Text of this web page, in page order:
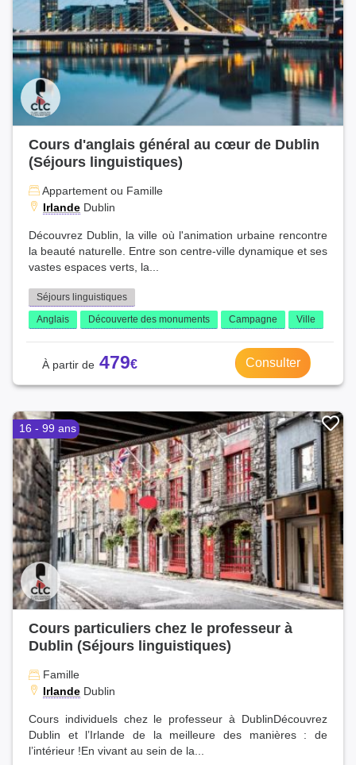
Cours d'anglais général au cœur de Dublin
(Séjours linguistiques)
Appartement ou Famille
Irlande Dublin
Découvrez Dublin, la ville où l'animation urbaine rencontre
la beauté naturelle. Entre son centre-ville dynamique et ses
vastes espaces verts, la...
Séjours linguistiques
Anglais
Découverte des monuments Campagne Ville
479 Consulter
16 - 99 ans
Cours particuliers chez le professeur à
Dublin (Séjours linguistiques)
Famille
Irlande Dublin
Cours individuels chez le professeur à DublinDécouvrez
Dublin et l’Irlande de la meilleure des manières : de
l’intérieur !En vivant au sein de la...